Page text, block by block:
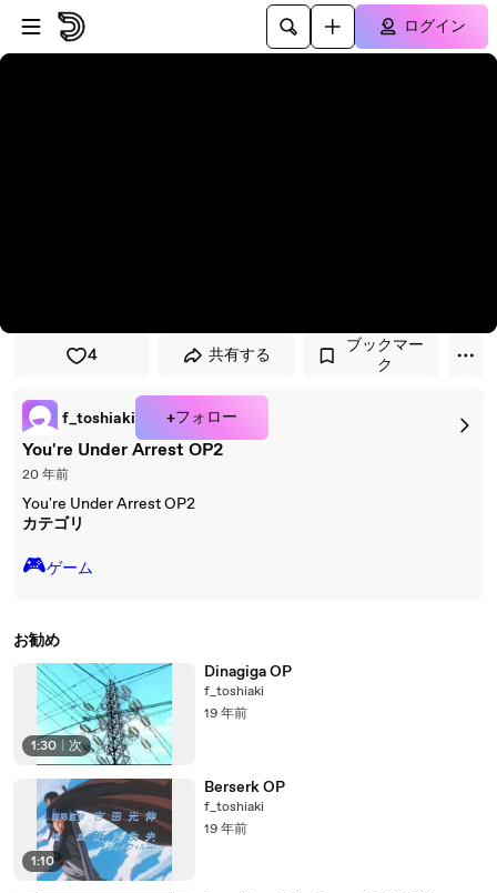
プレイヤーにスキップ
メインコンテンツにスキップ
ログイン
4 共有する
ブックマー
ク
f_toshiaki +フォロー
You're Under Arrest OP2
20 年前
You're Under Arrest OP2
カテゴリ
🎮️ゲーム
お勧め
1:30 次
Dinagiga OP
f_toshiaki
19 年前
1:10
Berserk OP
f_toshiaki
19 年前